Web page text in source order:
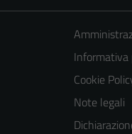
Informativa
Cookie
Note legali